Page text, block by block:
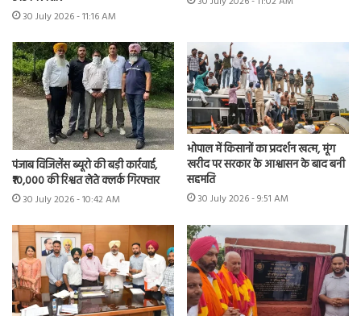
30 July 2026 - 11:16 AM
पंजाब विजिलेंस ब्यूरो की बड़ी कार्रवाई,
₹10,000 की रिश्वत लेते क्लर्क गिरफ्तार
30 July 2026 - 10:42 AM
भोपाल में किसानों का प्रदर्शन खत्म, मूंग
खरीद पर सरकार के आश्वासन के बाद बनी
सहमति
30 July 2026 - 9:51 AM